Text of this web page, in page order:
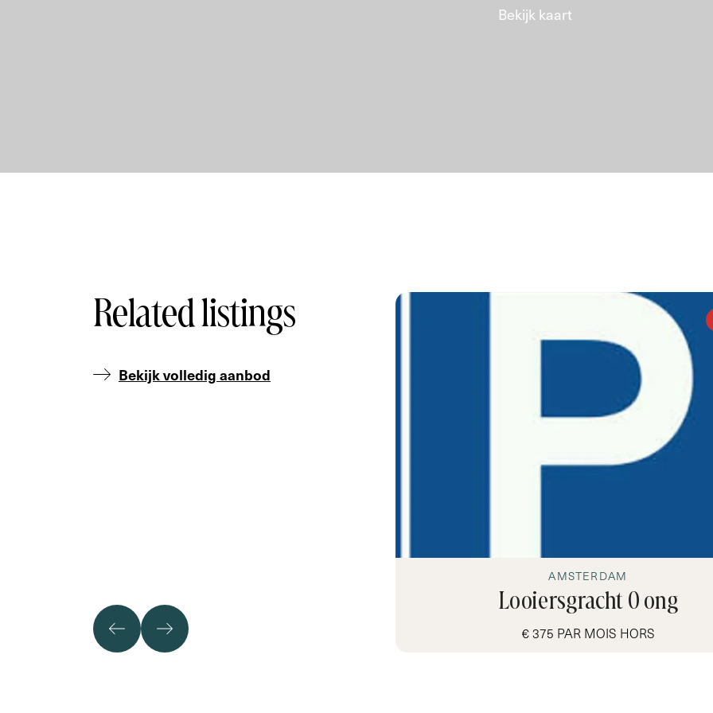
Bekijk kaart
Related listings
Bekijk volledig aanbod
AMSTERDAM
Looiersgracht 0 ong
€ 375 PAR MOIS HORS